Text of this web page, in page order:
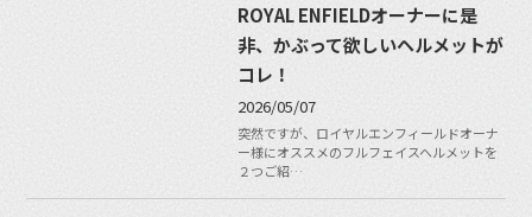
ROYAL ENFIELDオーナーに是
非、かぶって欲しいヘルメットが
コレ！
2026/05/07
突然ですが、ロイヤルエンフィールドオーナ
ー様にオススメのフルフェイスヘルメットを
２つご紹…